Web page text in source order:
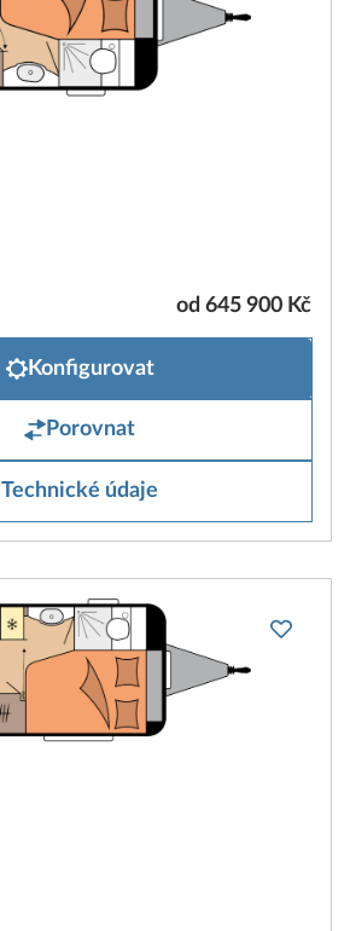
od 645 900 Kč
Konfigurovat
Porovnat
Technické údaje